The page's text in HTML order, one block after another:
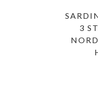
3